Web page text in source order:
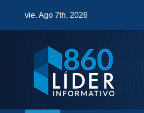
vie. Ago 7th, 2026